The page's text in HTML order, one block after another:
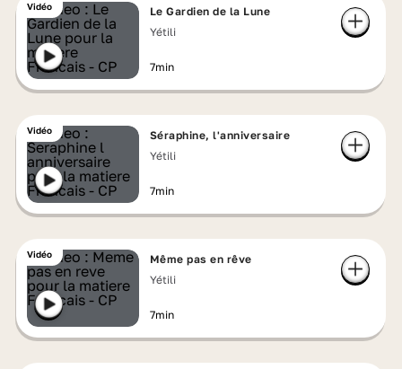
Vidéo
Le Gardien de la Lune
Yétili
7min
Vidéo
Séraphine, l'anniversaire
Yétili
7min
Vidéo
Même pas en rêve
Yétili
7min